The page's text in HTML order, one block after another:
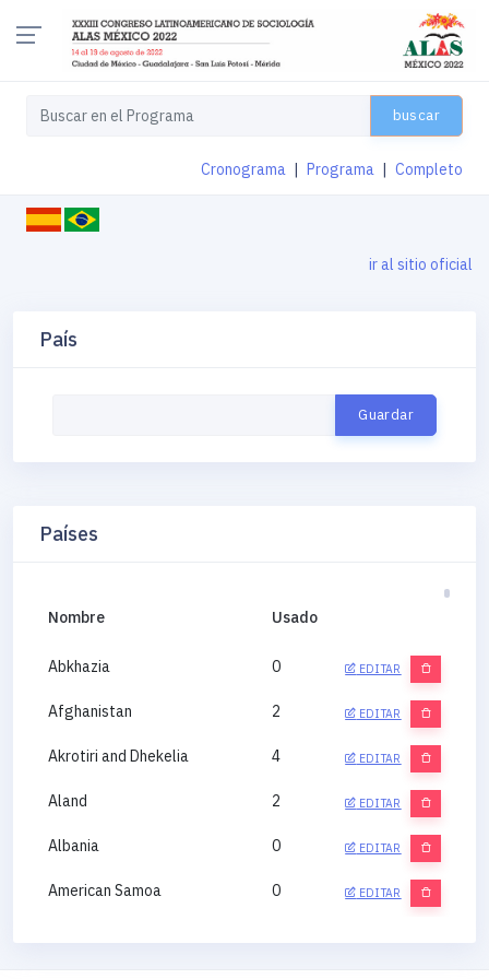
buscar
Cronograma Programa Completo
ir al sitio oficial
País
Países
Nombre Usado
Abkhazia 0 EDITAR
Afghanistan 2 EDITAR
Akrotiri and Dhekelia 4 EDITAR
Aland 2 EDITAR
Albania 0 EDITAR
American Samoa 0 EDITAR